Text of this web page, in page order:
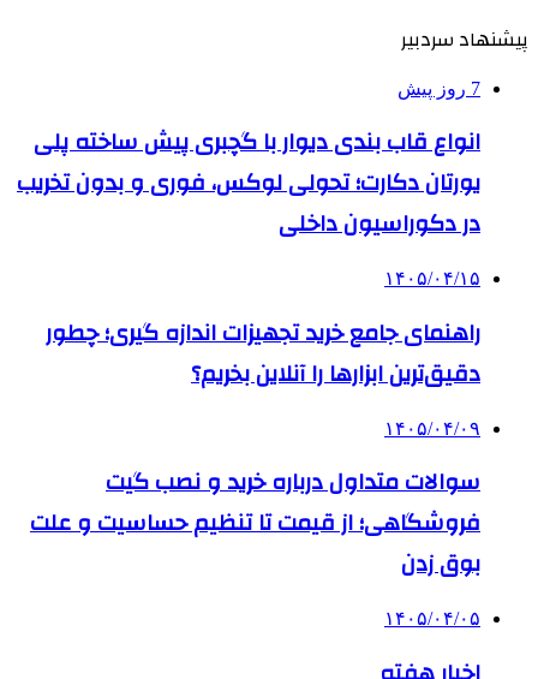
پیشنهاد سردبیر
7 روز پیش
انواع قاب بندی دیوار با گچبری پیش ساخته پلی
یورتان دکارت؛ تحولی لوکس، فوری و بدون تخریب
در دکوراسیون داخلی
۱۴۰۵/۰۴/۱۵
راهنمای جامع خرید تجهیزات اندازه گیری؛ چطور
دقیق‌ترین ابزارها را آنلاین بخریم؟
۱۴۰۵/۰۴/۰۹
سوالات متداول درباره خرید و نصب گیت
فروشگاهی؛ از قیمت تا تنظیم حساسیت و علت
بوق زدن
۱۴۰۵/۰۴/۰۵